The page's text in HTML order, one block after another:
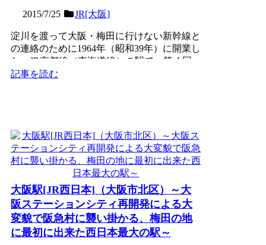
2015/7/25 JR[大阪]
淀川を渡って大阪・梅田に行けない新幹線と
の連絡のために1964年（昭和39年）に開業し
た、JR京都線（東海道線）の駅で、第４回
近畿の駅百選認...
記事を読む
大阪駅[JR西日本]（大阪市北区）～大
阪ステーションシティ再開発による大
変貌で阪急村に襲い掛かる、梅田の地
に最初に出来た西日本最大の駅～